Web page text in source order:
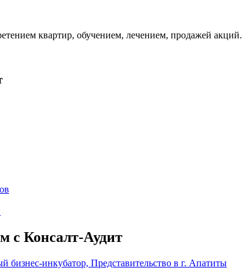
квартир, обучением, лечением, продажей акций.
с Консалт-Аудит
инкубатор, Представительство в г. Апатиты